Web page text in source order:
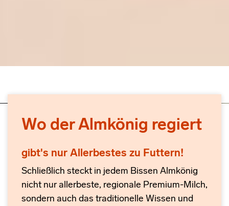
Wo der Almkönig regiert
gibt's nur Allerbestes zu Futtern!
Schließlich steckt in jedem Bissen Almkönig
nicht nur allerbeste, regionale Premium-Milch,
sondern auch das traditionelle Wissen und